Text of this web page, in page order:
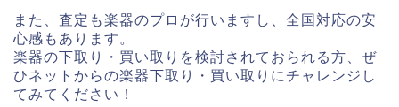
また、査定も楽器のプロが行いますし、全国対応の安
心感もあります。
楽器の下取り・買い取りを検討されておられる方、ぜ
ひネットからの楽器下取り・買い取りにチャレンジし
てみてください！